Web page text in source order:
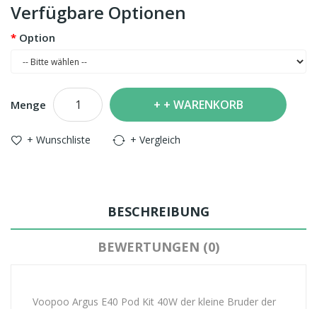
Verfügbare Optionen
Option
Menge + WARENKORB
+ Wunschliste + Vergleich
BESCHREIBUNG
BEWERTUNGEN (0)
Voopoo Argus E40 Pod Kit 40W der kleine Bruder der